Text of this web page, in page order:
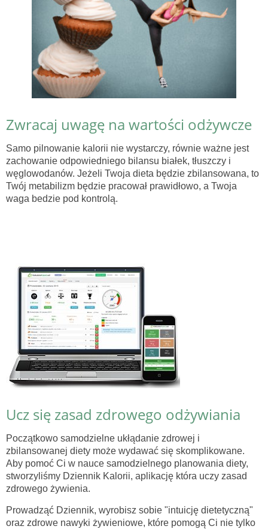
Zwracaj uwagę na wartości odżywcze
Samo pilnowanie kalorii nie wystarczy, równie ważne jest
zachowanie odpowiedniego bilansu białek, tłuszczy i
węglowodanów. Jeżeli Twoja dieta będzie zbilansowana, to
Twój metabilizm będzie pracował prawidłowo, a Twoja
waga bedzie pod kontrolą.
Ucz się zasad zdrowego odżywiania
Początkowo samodzielne ukłądanie zdrowej i
zbilansowanej diety może wydawać się skomplikowane.
Aby pomoć Ci w nauce samodzielnego planowania diety,
stworzyliśmy Dziennik Kalorii, aplikację która uczy zasad
zdrowego żywienia.
Prowadząć Dziennik, wyrobisz sobie "intuicję dietetyczną"
oraz zdrowe nawyki żywieniowe, które pomogą Ci nie tylko